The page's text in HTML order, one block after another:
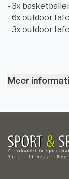
- 3x
- 6x outdoor
- 3x outdoor
Meer